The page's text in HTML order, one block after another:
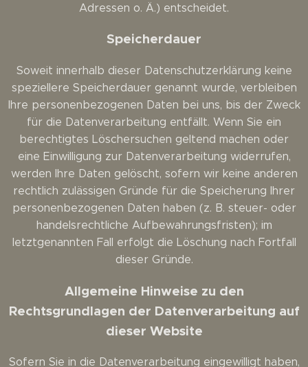
Adressen o. Ä.) entscheidet.
Speicherdauer
Soweit innerhalb dieser Datenschutzerklärung keine
speziellere Speicherdauer genannt wurde, verbleiben
Ihre personenbezogenen Daten bei uns, bis der Zweck
für die Datenverarbeitung entfällt. Wenn Sie ein
berechtigtes Löschersuchen geltend machen oder
eine Einwilligung zur Datenverarbeitung widerrufen,
werden Ihre Daten gelöscht, sofern wir keine anderen
rechtlich zulässigen Gründe für die Speicherung Ihrer
personenbezogenen Daten haben (z. B. steuer- oder
handelsrechtliche Aufbewahrungsfristen); im
letztgenannten Fall erfolgt die Löschung nach Fortfall
dieser Gründe.
Allgemeine Hinweise zu den
Rechtsgrundlagen der Datenverarbeitung auf
dieser Website
Sofern Sie in die Datenverarbeitung eingewilligt haben,